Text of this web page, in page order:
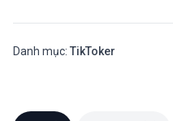
Danh mục: TikToker